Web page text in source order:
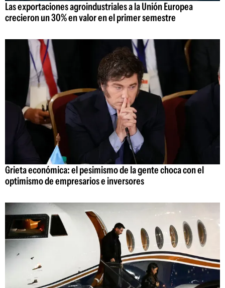
Las exportaciones agroindustriales a la Unión Europea
crecieron un 30% en valor en el primer semestre
Grieta económica: el pesimismo de la gente choca con el
optimismo de empresarios e inversores